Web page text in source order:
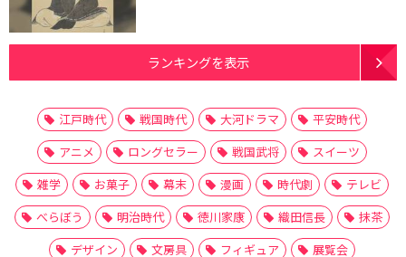
ランキングを表示
江戸時代 戦国時代 大河ドラマ
平安時代
アニメ
ロングセラー 戦国武将
スイーツ
雑学
お菓子 幕末 漫画 時代劇
テレビ
べらぼう
明治時代 徳川家康 織田信長
抹茶
デザイン
文房具 フィギュア
展覧会